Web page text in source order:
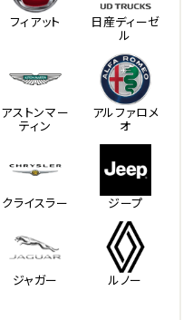
フィアット 日産ディーゼ
ル
アストンマー
ティン
アルファロメ
オ
クライスラー ジープ
ジャガー ルノー